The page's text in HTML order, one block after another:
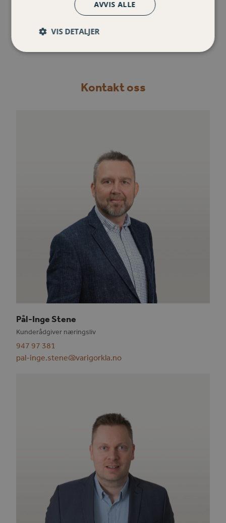
Firmabilforsikring
Kontakt oss
Pål-Inge Stene
Kunderådgiver næringsliv
947 97 381
pal-inge.stene@varigorkla.no
AVVIS ALLE
VIS DETALJER